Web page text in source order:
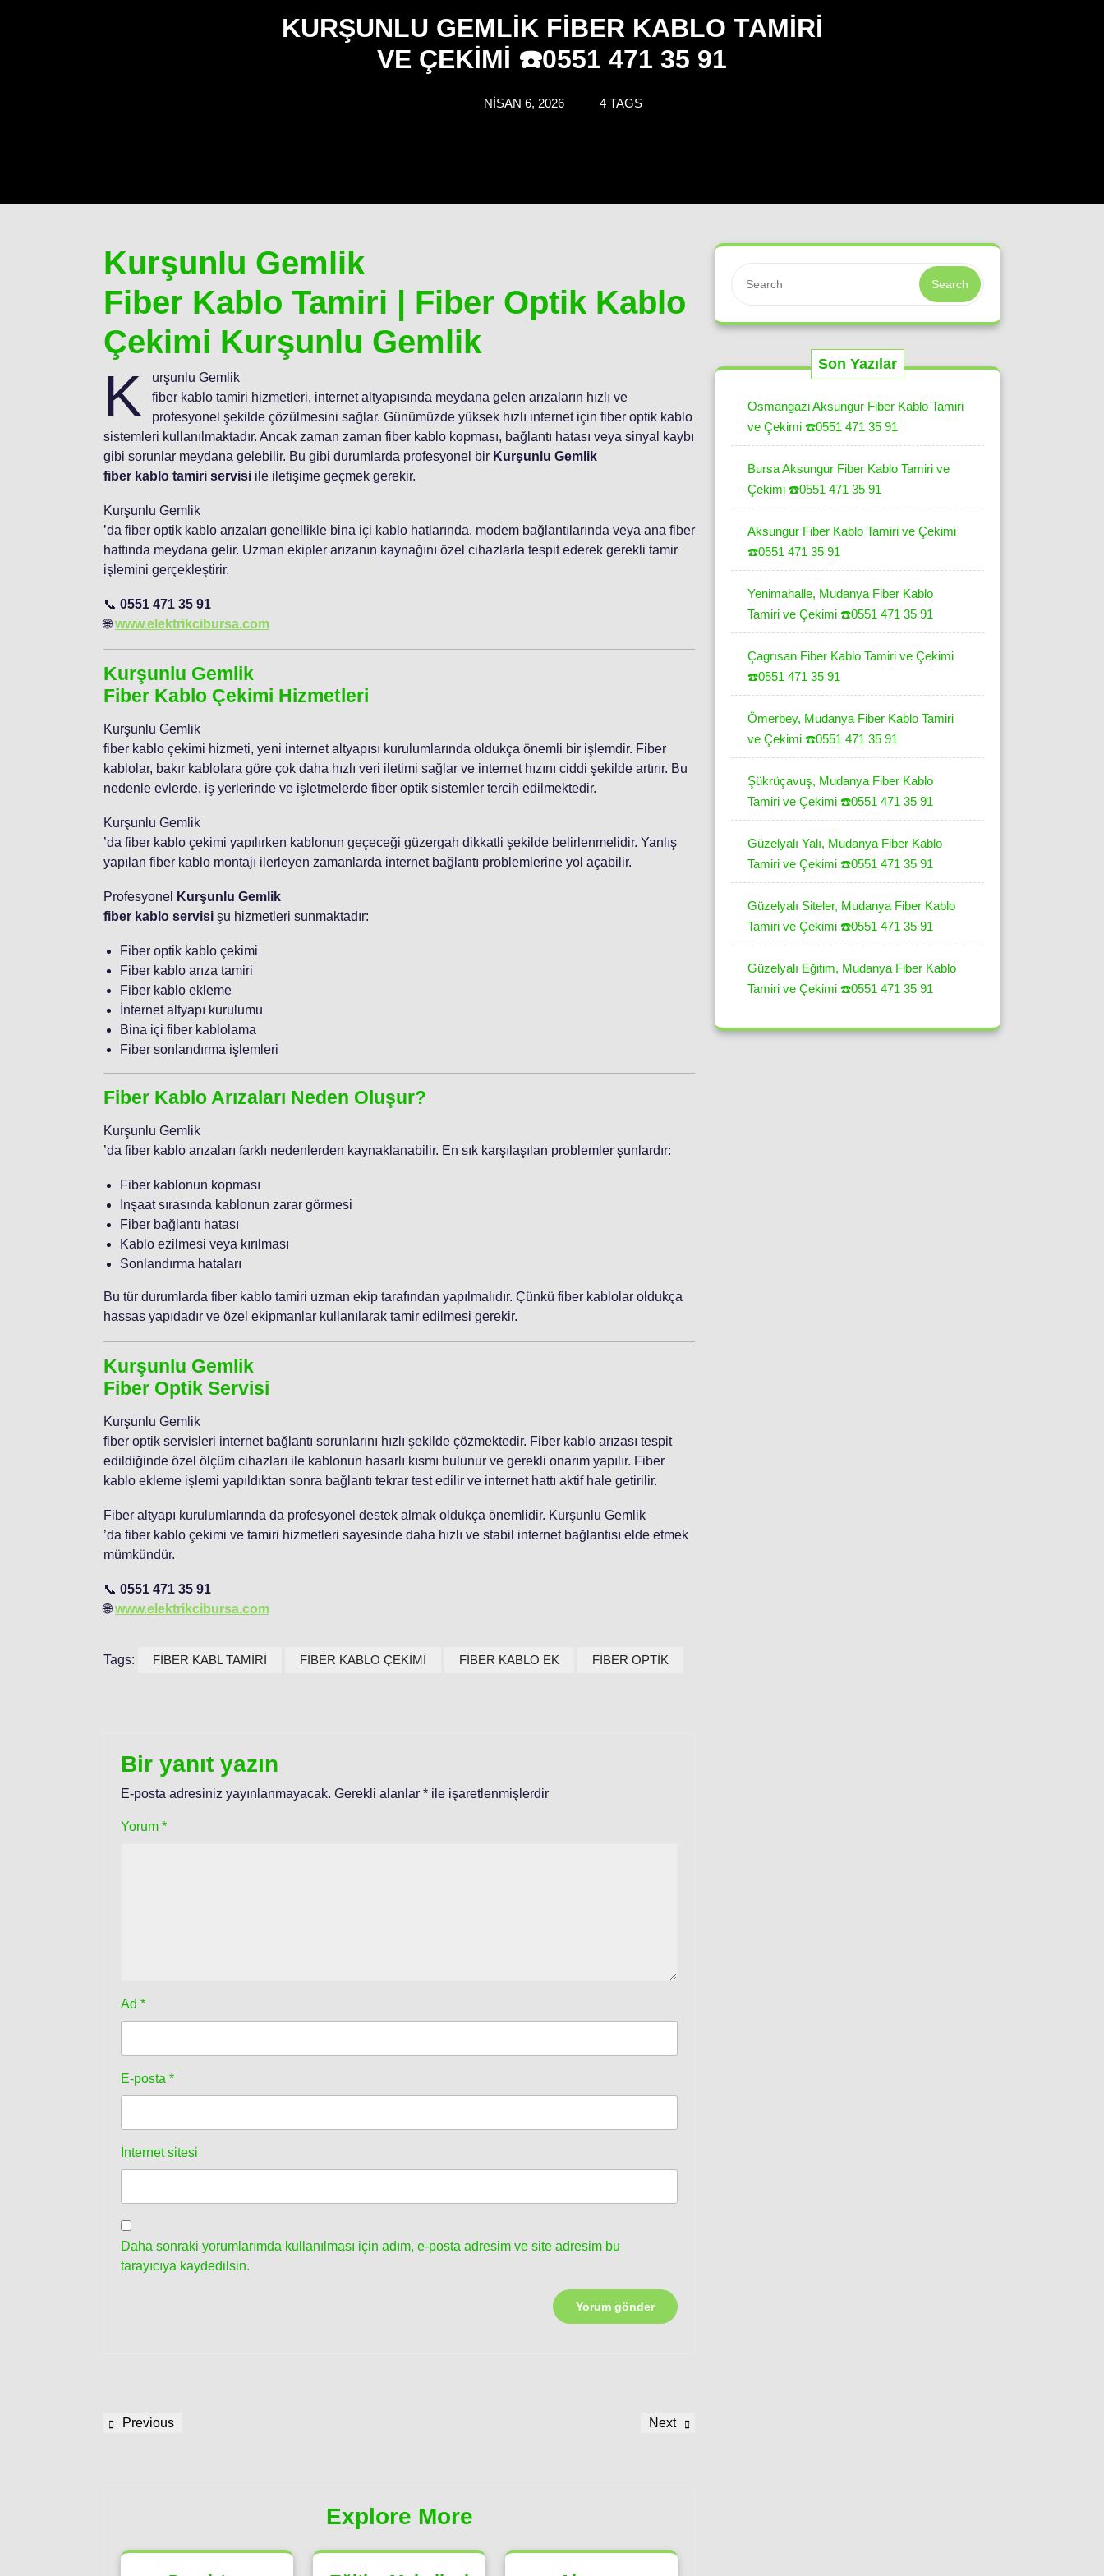
KURŞUNLU GEMLIK FIBER KABLO TAMIRI
VE ÇEKIMI ☎️0551 471 35 91
NISAN 6, 2026 4 TAGS
Kurşunlu Gemlik
Fiber Kablo Tamiri | Fiber Optik Kablo
Çekimi Kurşunlu Gemlik
K
urşunlu Gemlik
fiber kablo tamiri hizmetleri, internet altyapısında meydana gelen arızaların hızlı ve
profesyonel şekilde çözülmesini sağlar. Günümüzde yüksek hızlı internet için fiber optik kablo
sistemleri kullanılmaktadır. Ancak zaman zaman fiber kablo kopması, bağlantı hatası veya sinyal kaybı
gibi sorunlar meydana gelebilir. Bu gibi durumlarda profesyonel bir Kurşunlu Gemlik
fiber kablo tamiri servisi ile iletişime geçmek gerekir.
Kurşunlu Gemlik
’da fiber optik kablo arızaları genellikle bina içi kablo hatlarında, modem bağlantılarında veya ana fiber
hattında meydana gelir. Uzman ekipler arızanın kaynağını özel cihazlarla tespit ederek gerekli tamir
işlemini gerçekleştirir.
📞 0551 471 35 91
🌐www.elektrikcibursa.com
Kurşunlu Gemlik
Fiber Kablo Çekimi Hizmetleri
Kurşunlu Gemlik
fiber kablo çekimi hizmeti, yeni internet altyapısı kurulumlarında oldukça önemli bir işlemdir. Fiber
kablolar, bakır kablolara göre çok daha hızlı veri iletimi sağlar ve internet hızını ciddi şekilde artırır. Bu
nedenle evlerde, iş yerlerinde ve işletmelerde fiber optik sistemler tercih edilmektedir.
Kurşunlu Gemlik
’da fiber kablo çekimi yapılırken kablonun geçeceği güzergah dikkatli şekilde belirlenmelidir. Yanlış
yapılan fiber kablo montajı ilerleyen zamanlarda internet bağlantı problemlerine yol açabilir.
Profesyonel
Kurşunlu Gemlik
fiber kablo servisi şu hizmetleri sunmaktadır:
Fiber optik kablo çekimi
Fiber kablo arıza tamiri
Fiber kablo ekleme
İnternet altyapı kurulumu
Bina içi fiber kablolama
Fiber sonlandırma işlemleri
Fiber Kablo Arızaları Neden Oluşur?
Kurşunlu Gemlik
’da fiber kablo arızaları farklı nedenlerden kaynaklanabilir. En sık karşılaşılan problemler şunlardır:
Fiber kablonun kopması
İnşaat sırasında kablonun zarar görmesi
Fiber bağlantı hatası
Kablo ezilmesi veya kırılması
Sonlandırma hataları
Bu tür durumlarda fiber kablo tamiri uzman ekip tarafından yapılmalıdır. Çünkü fiber kablolar oldukça
hassas yapıdadır ve özel ekipmanlar kullanılarak tamir edilmesi gerekir.
Kurşunlu Gemlik
Fiber Optik Servisi
Kurşunlu Gemlik
fiber optik servisleri internet bağlantı sorunlarını hızlı şekilde çözmektedir. Fiber kablo arızası tespit
edildiğinde özel ölçüm cihazları ile kablonun hasarlı kısmı bulunur ve gerekli onarım yapılır. Fiber
kablo ekleme işlemi yapıldıktan sonra bağlantı tekrar test edilir ve internet hattı aktif hale getirilir.
Fiber altyapı kurulumlarında da profesyonel destek almak oldukça önemlidir. Kurşunlu Gemlik
’da fiber kablo çekimi ve tamiri hizmetleri sayesinde daha hızlı ve stabil internet bağlantısı elde etmek
mümkündür.
📞 0551 471 35 91
🌐www.elektrikcibursa.com
Tags: FİBER KABL TAMİRİ FİBER KABLO ÇEKİMİ FİBER KABLO EK FİBER OPTİK
Bir yanıt yazın
E-posta adresiniz yayınlanmayacak. Gerekli alanlar * ile işaretlenmişlerdir
Yorum *
Ad *
E-posta *
İnternet sitesi
Daha sonraki yorumlarımda kullanılması için adım, e-posta adresim ve site adresim bu
tarayıcıya kaydedilsin.
Yazı
Previous
Previous
Next
Next
Explore More
Search
Son Yazılar
Osmangazi Aksungur Fiber Kablo Tamiri
ve Çekimi ☎️0551 471 35 91
Bursa Aksungur Fiber Kablo Tamiri ve
Çekimi ☎️0551 471 35 91
Aksungur Fiber Kablo Tamiri ve Çekimi
☎️0551 471 35 91
Yenimahalle, Mudanya Fiber Kablo
Tamiri ve Çekimi ☎️0551 471 35 91
Çagrısan Fiber Kablo Tamiri ve Çekimi
☎️0551 471 35 91
Ömerbey, Mudanya Fiber Kablo Tamiri
ve Çekimi ☎️0551 471 35 91
Şükrüçavuş, Mudanya Fiber Kablo
Tamiri ve Çekimi ☎️0551 471 35 91
Güzelyalı Yalı, Mudanya Fiber Kablo
Tamiri ve Çekimi ☎️0551 471 35 91
Güzelyalı Siteler, Mudanya Fiber Kablo
Tamiri ve Çekimi ☎️0551 471 35 91
Güzelyalı Eğitim, Mudanya Fiber Kablo
Tamiri ve Çekimi ☎️0551 471 35 91